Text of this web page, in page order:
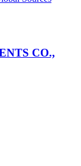
CO.,